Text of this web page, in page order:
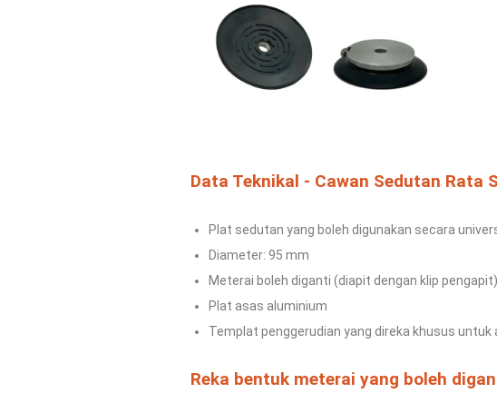
Data Teknikal - Cawan Sedutan Rata
Plat sedutan yang boleh digunakan secara
Diameter: 95 mm
Meterai boleh diganti (diapit dengan klip pengapit)
Plat asas aluminium
Templat penggerudian yang direka khusus
Reka bentuk meterai yang boleh